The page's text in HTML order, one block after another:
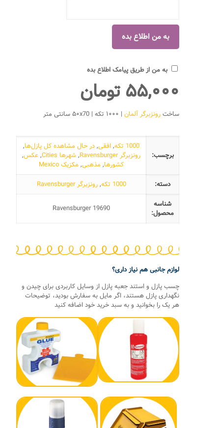
به من از طریق پیامک اطلاع بده
۵۵,۰۰۰ تومان
ساخترونزبرگر آلمان | ۱۰۰۰ تکه | ۵۰x70 سانتی متر
برچسب:
1000 تکه ,افقی,در حال مشاهده کل پازل‌ها,
رونزبرگر Ravensburger
,شهرها Cities , عکس,
کشورها, مذهبی, مکزیک Mexico
دسته:
1000 تکه ,رونزبرگر Ravensburger
شناسه
محصول:
Ravensburger 19690
لوازم جانبی هم نیاز داری؟
چسب پازل و استند جعبه پازل از وسایل کاربردی برای چیدن و
نگهداری پازل هستند، اگر مایل به سفارش بودید، توضیحات
هر یک را بخوانید و به سبد خرید خود اضافه کنید